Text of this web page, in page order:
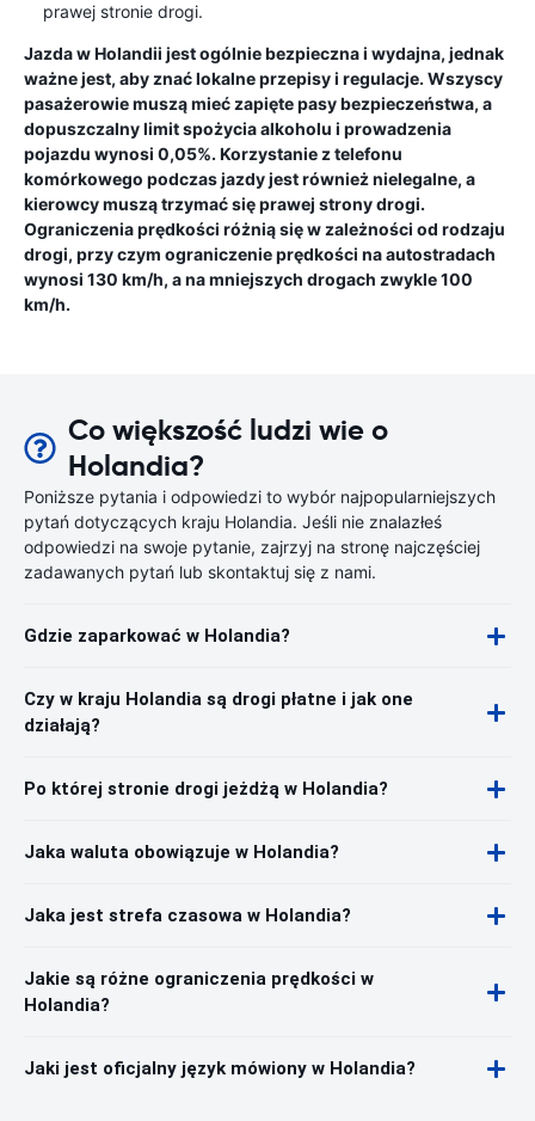
prawej stronie drogi.
Jazda w Holandii jest ogólnie bezpieczna i wydajna, jednak
ważne jest, aby znać lokalne przepisy i regulacje. Wszyscy
pasażerowie muszą mieć zapięte pasy bezpieczeństwa, a
dopuszczalny limit spożycia alkoholu i prowadzenia
pojazdu wynosi 0,05%. Korzystanie z telefonu
komórkowego podczas jazdy jest również nielegalne, a
kierowcy muszą trzymać się prawej strony drogi.
Ograniczenia prędkości różnią się w zależności od rodzaju
drogi, przy czym ograniczenie prędkości na autostradach
wynosi 130 km/h, a na mniejszych drogach zwykle 100
km/h.
Co większość ludzi wie o
Holandia?
Poniższe pytania i odpowiedzi to wybór najpopularniejszych
pytań dotyczących kraju Holandia. Jeśli nie znalazłeś
odpowiedzi na swoje pytanie, zajrzyj na stronę najczęściej
zadawanych pytań lub skontaktuj się z nami.
Gdzie zaparkować w Holandia?
Czy w kraju Holandia są drogi płatne i jak one
działają?
Po której stronie drogi jeżdżą w Holandia?
Jaka waluta obowiązuje w Holandia?
Jaka jest strefa czasowa w Holandia?
Jakie są różne ograniczenia prędkości w
Holandia?
Jaki jest oficjalny język mówiony w Holandia?